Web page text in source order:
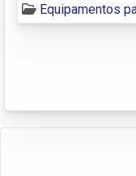
Equipamentos